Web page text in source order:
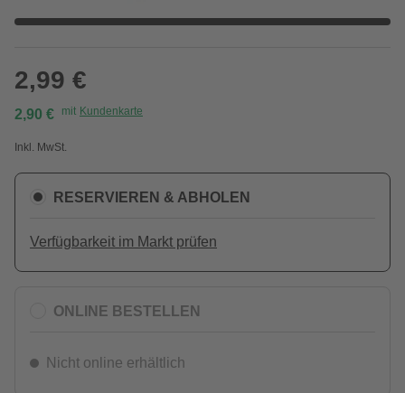
2,99 €
2,90 € mit Kundenkarte
Inkl. MwSt.
RESERVIEREN & ABHOLEN
Verfügbarkeit im Markt prüfen
ONLINE BESTELLEN
Nicht online erhältlich